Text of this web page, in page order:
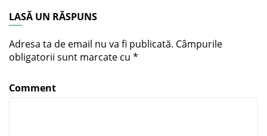
LASĂ UN RĂSPUNS
Adresa ta de email nu va fi publicată. Câmpurile
obligatorii sunt marcate cu *
Comment